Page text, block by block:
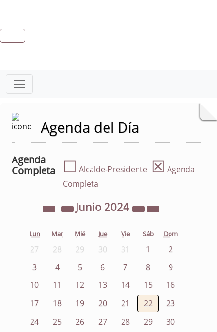
Agenda del Día
Agenda
Completa
☐ Alcalde-Presidente ☒ Agenda
Completa
Junio 2024
Lun Mar Mié Jue Vie Sáb Dom
27 28 29 30 31 1
2
3
4 5 6 7 8
9
10
11 12 13 14 15
16
17
18 19 20 21 22
23
24
25 26 27 28 29
30